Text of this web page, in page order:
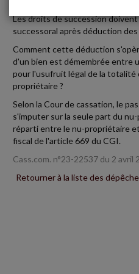
Les droits de succession
successoral après déduction
Comment cette déduction
d'un bien est démembrée entre
pour l'usufruit légal de la totalité
propriétaire ?
Selon la Cour de cassation, le
s'imputer sur la seule part du
réparti entre le nu-propriétaire
fiscal de l'article 669 du CGI.
Cass.com. n°23-22537 du 2 avril
Retourner à la liste des